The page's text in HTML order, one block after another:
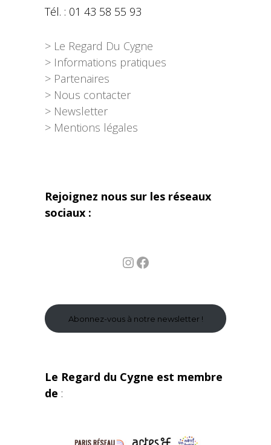
Tél. : 01 43 58 55 93
> Le Regard Du Cygne
> Informations pratiques
> Partenaires
> Nous contacter
> Newsletter
> Mentions légales
Rejoignez nous sur les réseaux
sociaux :
InstagramFacebook
Abonnez-vous à notre newsletter !
Le Regard du Cygne est membre
de :